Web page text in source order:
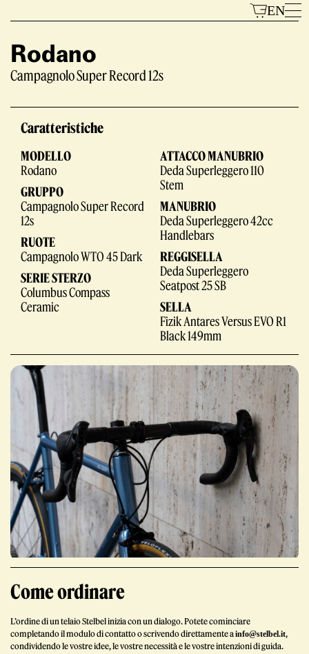
EN
Modelli
Il Marchio
Giornale
Shop
Partita IVA IT02445060185
Rodano
Campagnolo Super Record 12s
Caratteristiche
MODELLO
Rodano
GRUPPO
Campagnolo Super Record
12s
RUOTE
Campagnolo WTO 45 Dark
SERIE STERZO
Columbus Compass
Ceramic
ATTACCO MANUBRIO
Deda Superleggero 110
Stem
MANUBRIO
Deda Superleggero 42cc
Handlebars
REGGISELLA
Deda Superleggero
Seatpost 25 SB
SELLA
Fizik Antares Versus EVO R1
Black 149mm
Come ordinare
L’ordine di un telaio Stelbel inizia con un dialogo. Potete cominciare
completando il modulo di contatto o scrivendo direttamente ainfo@stelbel.it,
condividendo le vostre idee, le vostre necessità e le vostre intenzioni di guida.